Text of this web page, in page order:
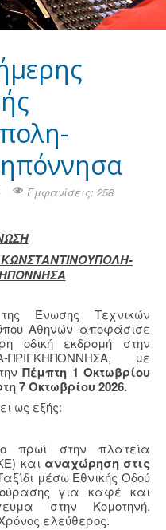
Εμφανίσεις: 258
Ένωσης Τεχνικών
Αθηνών αποφάσισε
οδική εκδρομή στην
ΠΡΙΓΚΗΠΟΝΝΗΣΑ, με
Πέμπτη 1 Οκτωβρίου
7 Οκτωβρίου 2026.
ως εξής:
πρωί στην πλατεία
και αναχώρηση στις
μέσω Εθνικής Οδού
για καφέ και
στην Κομοτηνή.
ελεύθερος.